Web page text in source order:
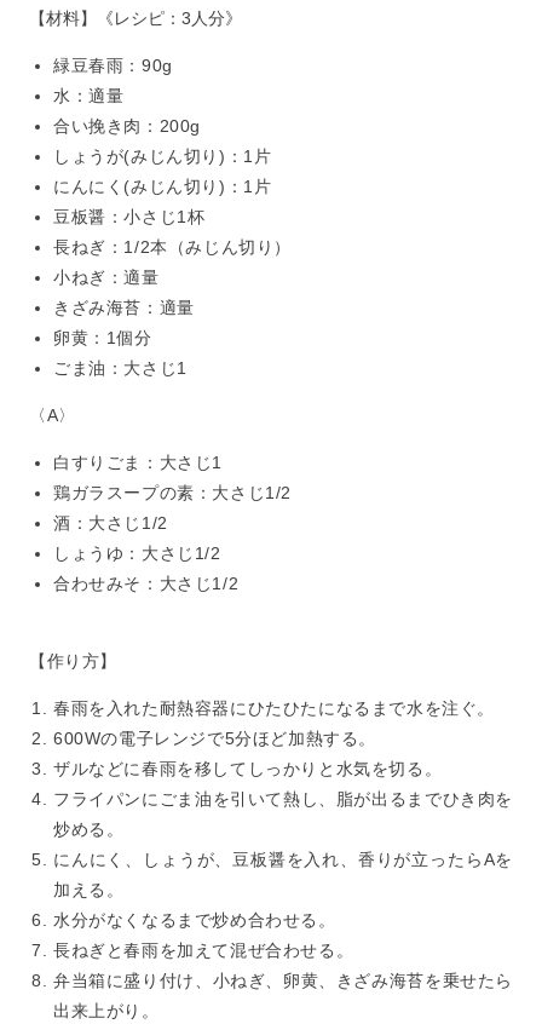
【材料】《レシピ：3人分》
緑豆春雨：90g
水：適量
合い挽き肉：200g
しょうが(みじん切り)：1片
にんにく(みじん切り)：1片
豆板醤：小さじ1杯
長ねぎ：1/2本（みじん切り）
小ねぎ：適量
きざみ海苔：適量
卵黄：1個分
ごま油：大さじ1
〈A〉
白すりごま：大さじ1
鶏ガラスープの素：大さじ1/2
酒：大さじ1/2
しょうゆ：大さじ1/2
合わせみそ：大さじ1/2
【作り方】
春雨を入れた耐熱容器にひたひたになるまで水を注ぐ。
600Wの電子レンジで5分ほど加熱する。
ザルなどに春雨を移してしっかりと水気を切る。
フライパンにごま油を引いて熱し、脂が出るまでひき肉を
炒める。
にんにく、しょうが、豆板醤を入れ、香りが立ったらAを
加える。
水分がなくなるまで炒め合わせる。
長ねぎと春雨を加えて混ぜ合わせる。
弁当箱に盛り付け、小ねぎ、卵黄、きざみ海苔を乗せたら
出来上がり。